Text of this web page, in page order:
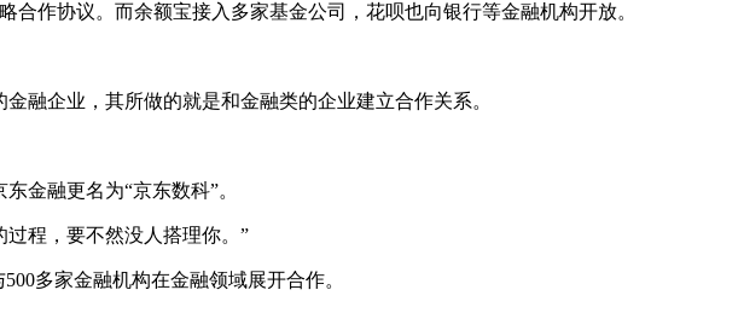
作协议。而余额宝接入多家基金公司，花呗也向银行等金融机构开放。
融企业，其所做的就是和金融类的企业建立合作关系。
金融更名为“京东数科”。
程，要不然没人搭理你。”
多家金融机构在金融领域展开合作。